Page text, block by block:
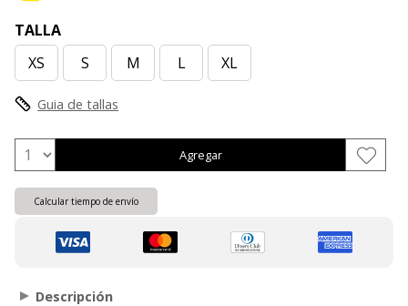
TALLA
XS
S M L XL
Guia de tallas
Agregar
Calcular tiempo de envío
Descripción